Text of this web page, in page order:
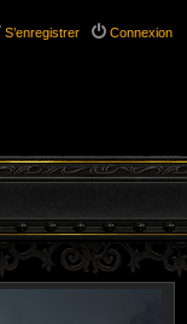
Connexion
S’enregistrer